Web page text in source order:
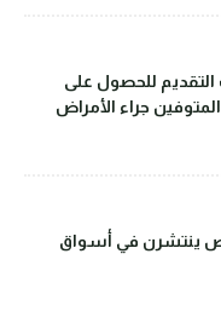
التقديم للحصول على
جراء الأمراض
ينتشرن في أسواق